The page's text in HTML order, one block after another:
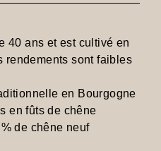
40 ans et est cultivé en
rendements sont faibles
en Bourgogne
en fûts de chêne
de chêne neuf